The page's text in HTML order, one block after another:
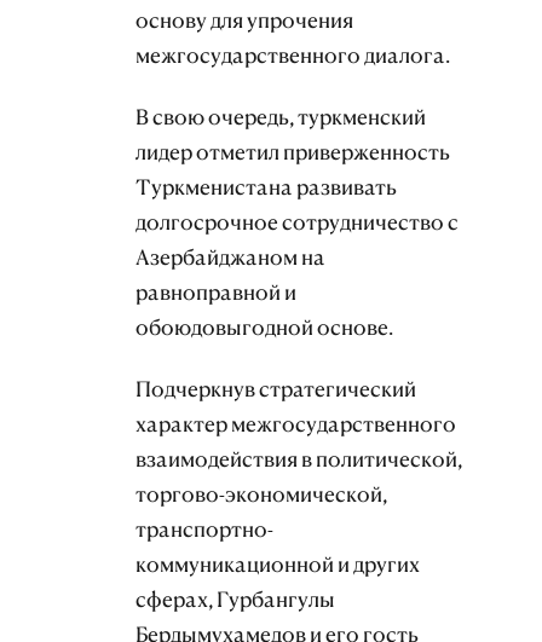
основу для упрочения
межгосударственного диалога.
В свою очередь, туркменский
лидер отметил приверженность
Туркменистана развивать
долгосрочное сотрудничество с
Азербайджаном на
равноправной и
обоюдовыгодной основе.
Подчеркнув стратегический
характер межгосударственного
взаимодействия в политической,
торгово-экономической,
транспортно-
коммуникационной и других
сферах, Гурбангулы
Бердымухамедов и его гость